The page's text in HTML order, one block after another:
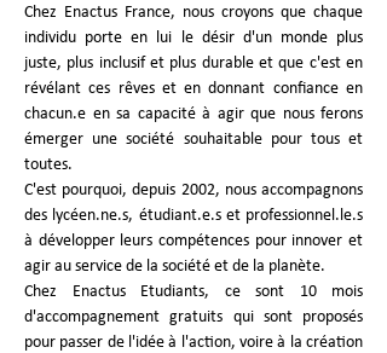
Chez Enactus France, nous croyons que chaque
individu porte en lui le désir d'un monde plus
juste, plus inclusif et plus durable et que c'est en
révélant ces rêves et en donnant confiance en
chacun.e en sa capacité à agir que nous ferons
émerger une société souhaitable pour tous et
toutes.
C'est pourquoi, depuis 2002, nous accompagnons
des lycéen.ne.s, étudiant.e.s et professionnel.le.s
à développer leurs compétences pour innover et
agir au service de la société et de la planète.
Chez Enactus Etudiants, ce sont 10 mois
d'accompagnement gratuits qui sont proposés
pour passer de l'idée à l'action, voire à la création